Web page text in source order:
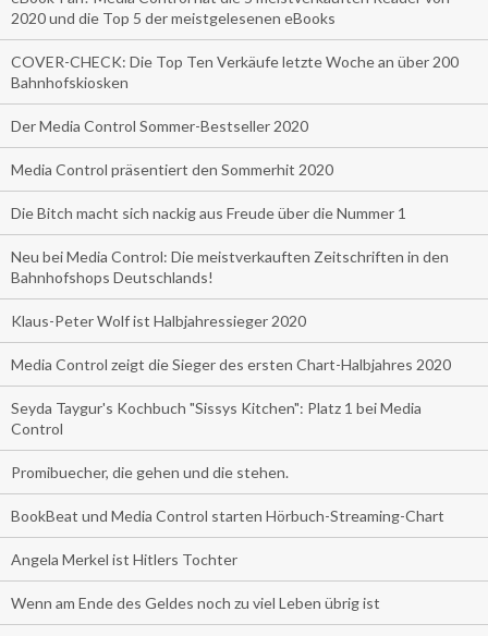
2020 und die Top 5 der meistgelesenen eBooks
COVER-CHECK: Die Top Ten Verkäufe letzte Woche an über 200
Bahnhofskiosken
Der Media Control Sommer-Bestseller 2020
Media Control präsentiert den Sommerhit 2020
Die Bitch macht sich nackig aus Freude über die Nummer 1
Neu bei Media Control: Die meistverkauften Zeitschriften in den
Bahnhofshops Deutschlands!
Klaus-Peter Wolf ist Halbjahressieger 2020
Media Control zeigt die Sieger des ersten Chart-Halbjahres 2020
Seyda Taygur's Kochbuch "Sissys Kitchen": Platz 1 bei Media
Control
Promibuecher, die gehen und die stehen.
BookBeat und Media Control starten Hörbuch-Streaming-Chart
Angela Merkel ist Hitlers Tochter
Wenn am Ende des Geldes noch zu viel Leben übrig ist